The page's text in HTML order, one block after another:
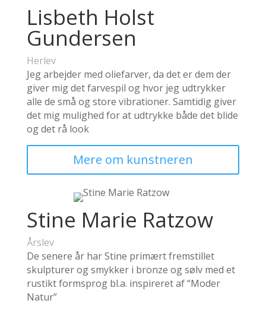
Lisbeth Holst
Gundersen
Herlev
Jeg arbejder med oliefarver, da det er dem der
giver mig det farvespil og hvor jeg udtrykker
alle de små og store vibrationer. Samtidig giver
det mig mulighed for at udtrykke både det blide
og det rå look
Mere om kunstneren
Stine Marie Ratzow
Årslev
De senere år har Stine primært fremstillet
skulpturer og smykker i bronze og sølv med et
rustikt formsprog bl.a. inspireret af “Moder
Natur”